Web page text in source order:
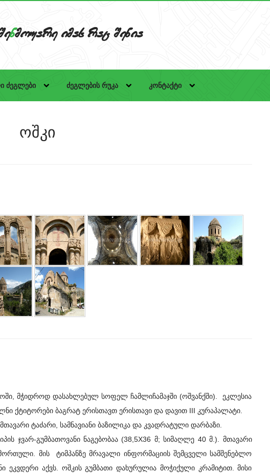
nmouare imas rac Senia
ძეგლები ძეგლების რუკა კონტაქტი
ოშკი
მჭიდროდ დასახლებულ სოფელ ჩამლიჩამაჯში (ოშვანქში). ეკლესია
ქტიტორები ბაგრატ ერისთავთ ერისთავი და დავით III კურაპალატი.
ტაძარი, სამნავიანი ბაზილიკა და კვადრატული დარბაზი.
ჯვარ-გუმბათოვანი ნაგებობაა (38,5X36 მ; სიმაღლე 40 მ.). მთავარი
მის ტიმპანზე მრავალი ინფორმაციის შემცველი სამშენებლო
აქვს. ოშკის გუმბათი დახურულია მოჭიქული კრამიტით. მისი